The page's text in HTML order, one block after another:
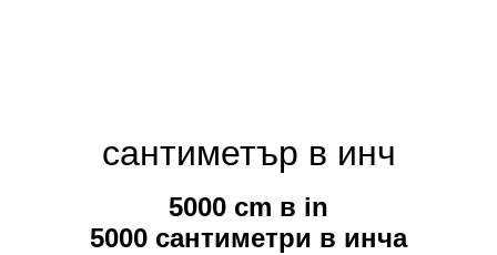
сантиметър в инч
5000 cm в in
5000 сантиметри в инча